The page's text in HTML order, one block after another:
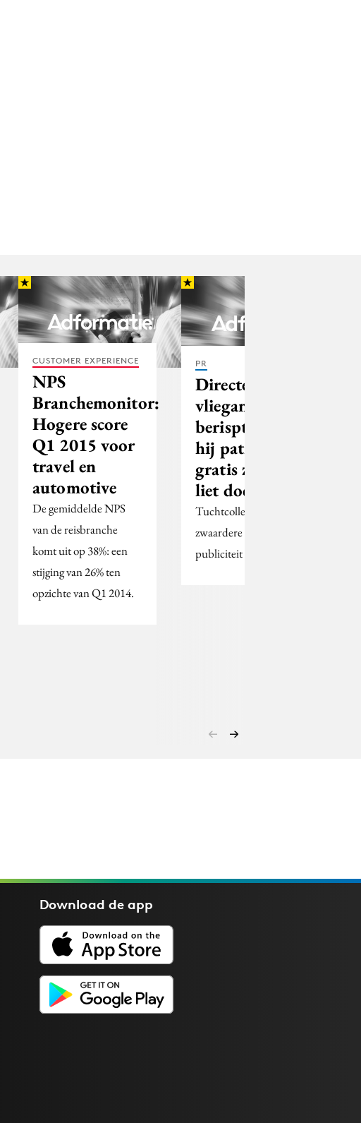
CUSTOMER EXPERIENCE
NPS
Branchemonitor:
Hogere score
Q1 2015 voor
travel en
automotive
De gemiddelde NPS
van de reisbranche
komt uit op 38%: een
stijging van 26% ten
opzichte van Q1 2014.
PR
Directeur
vliegangstinstituut
berispt omdat
hij patiënte
gratis zijn PR
liet doen
Tuchtcollege: geen
zwaardere sancties door
publiciteit over zaak
Download deapp